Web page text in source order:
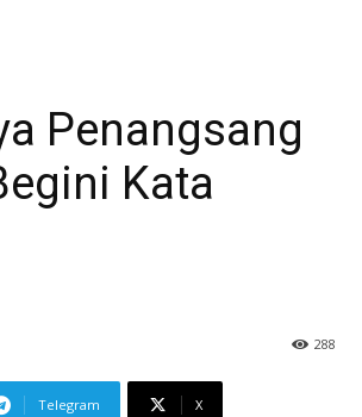
Penangsang
Kata
288
Telegram X